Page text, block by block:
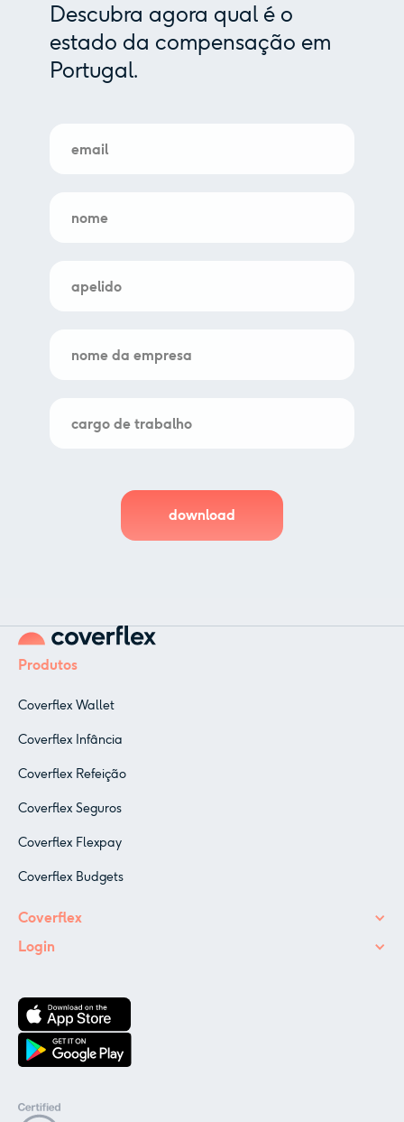
Descubra agora qual é o
estado da compensação em
Portugal.
Produtos
Coverflex Wallet
Coverflex Infância
Coverflex Refeição
Coverflex Seguros
Coverflex Flexpay
Coverflex Budgets
Coverflex
Login